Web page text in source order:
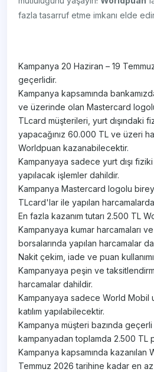
fazla tasarruf etme imkanı elde
Kampanya 20 Haziran – 19
geçerlidir.
Kampanya kapsamında
ve üzerinde olan Mastercard
TLcard müşterileri, yurt dışındaki
yapacağınız 60.000 TL ve üzeri
Worldpuan kazanabilecektir.
Kampanyaya sadece yurt dışı
yapılacak işlemler dahildir.
Kampanya Mastercard logolu
TLcard'lar ile yapılan
En fazla kazanım tutarı 2.500 TL
Kampanyaya kumar harcamaları
borsalarında yapılan harcamalar
Nakit çekim, iade ve puan
Kampanyaya peşin ve
harcamalar dahildir.
Kampanyaya sadece World Mobil
katılım yapılabilecektir.
Kampanya müşteri bazında
kampanyadan toplamda 2.500 TL
Kampanya kapsamında kazanılan
Temmuz 2026 tarihine kadar en az